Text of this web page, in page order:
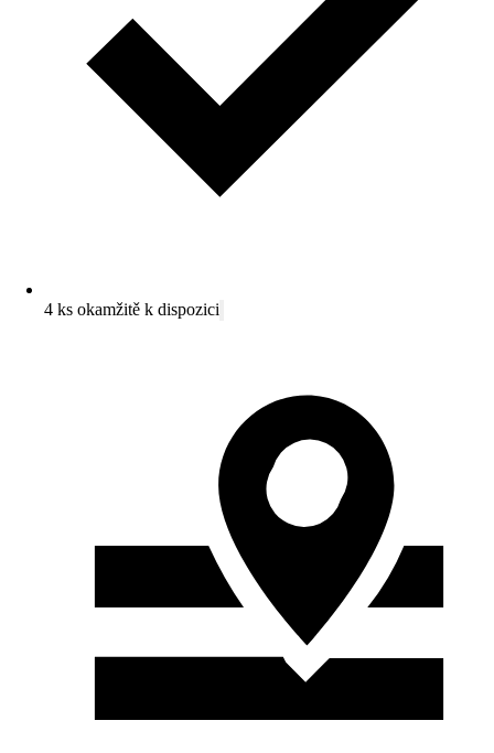
4 ks okamžitě k dispozici